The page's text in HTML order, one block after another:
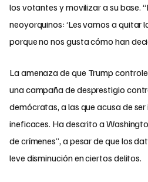
los votantes y movilizar a su base.
neoyorquinos: ‘Les vamos a
porque no nos gusta cómo han
La amenaza de que Trump
una campaña de desprestigio
demócratas, a las que acusa de
ineficaces. Ha descrito a
de crímenes”, a pesar de que los
leve disminución en ciertos delitos.